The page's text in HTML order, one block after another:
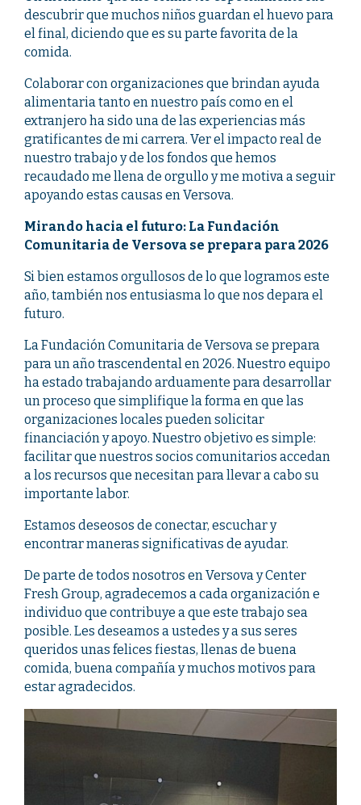
descubrir que muchos niños guardan el huevo para
el final, diciendo que es su parte favorita de la
comida.
Colaborar con organizaciones que brindan ayuda
alimentaria tanto en nuestro país como en el
extranjero ha sido una de las experiencias más
gratificantes de mi carrera. Ver el impacto real de
nuestro trabajo y de los fondos que hemos
recaudado me llena de orgullo y me motiva a seguir
apoyando estas causas en Versova.
Mirando hacia el futuro: La Fundación
Comunitaria de Versova se prepara para 2026
Si bien estamos orgullosos de lo que logramos este
año, también nos entusiasma lo que nos depara el
futuro.
La Fundación Comunitaria de Versova se prepara
para un año trascendental en 2026. Nuestro equipo
ha estado trabajando arduamente para desarrollar
un proceso que simplifique la forma en que las
organizaciones locales pueden solicitar
financiación y apoyo. Nuestro objetivo es simple:
facilitar que nuestros socios comunitarios accedan
a los recursos que necesitan para llevar a cabo su
importante labor.
Estamos deseosos de conectar, escuchar y
encontrar maneras significativas de ayudar.
De parte de todos nosotros en Versova y Center
Fresh Group, agradecemos a cada organización e
individuo que contribuye a que este trabajo sea
posible. Les deseamos a ustedes y a sus seres
queridos unas felices fiestas, llenas de buena
comida, buena compañía y muchos motivos para
estar agradecidos.